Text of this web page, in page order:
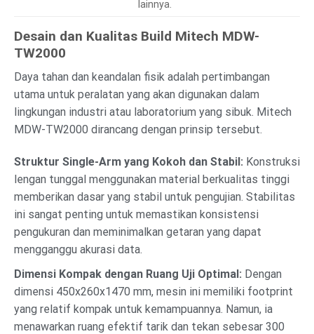
lainnya.
Desain dan Kualitas Build Mitech MDW-
TW2000
Daya tahan dan keandalan fisik adalah pertimbangan
utama untuk peralatan yang akan digunakan dalam
lingkungan industri atau laboratorium yang sibuk. Mitech
MDW-TW2000 dirancang dengan prinsip tersebut.
Struktur Single-Arm yang Kokoh dan Stabil: Konstruksi
lengan tunggal menggunakan material berkualitas tinggi
memberikan dasar yang stabil untuk pengujian. Stabilitas
ini sangat penting untuk memastikan konsistensi
pengukuran dan meminimalkan getaran yang dapat
mengganggu akurasi data.
Dimensi Kompak dengan Ruang Uji Optimal: Dengan
dimensi 450x260x1470 mm, mesin ini memiliki footprint
yang relatif kompak untuk kemampuannya. Namun, ia
menawarkan ruang efektif tarik dan tekan sebesar 300